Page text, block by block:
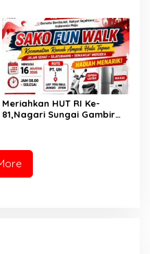
Bisa Harumkan Nama
Madrasah dan Daerah
Meriahkan HUT RI Ke-
81,Nagari Sungai Gambir